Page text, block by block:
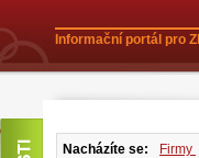
Informační portál pro
Nacházíte se: Firmy